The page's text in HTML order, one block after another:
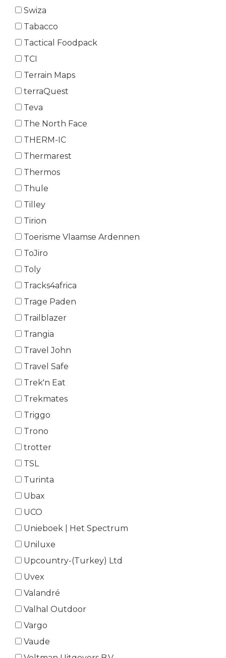
Swiza
Tabacco
Tactical Foodpack
TCI
Terrain Maps
terraQuest
Teva
The North Face
THERM-IC
Thermarest
Thermos
Thule
Tilley
Tirion
Toerisme Vlaamse Ardennen
ToJiro
Toly
Tracks4africa
Trage Paden
Trailblazer
Trangia
Travel John
Travel Safe
Trek'n Eat
Trekmates
Triggo
Trono
trotter
TSL
Turinta
Ubax
UCO
Unieboek | Het Spectrum
Uniluxe
Upcountry-(Turkey) Ltd
Uvex
Valandré
Valhal Outdoor
Vargo
Vaude